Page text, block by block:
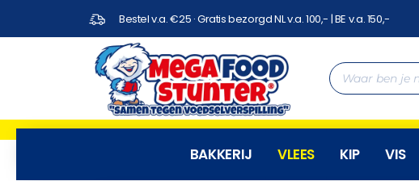
Bestel v.a. €25 · Gratis bezorgd NL v.a. 100,- | BE v.a. 150,-
BAKKERIJ VLEES KIP VIS